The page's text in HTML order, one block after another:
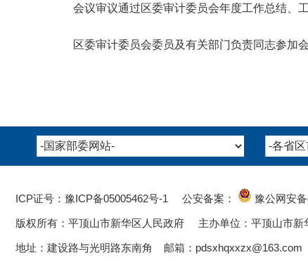
会议审议通过区委审计委员会年度工作总结、
区委审计委员会委员及有关部门负责同志参加会
ICP证号：豫ICP备05005462号-1 公安备案： 豫公网安备
版权所有：平顶山市新华区人民政府 主办单位：平顶山市
地址：建设路与光明路东南角 邮箱：